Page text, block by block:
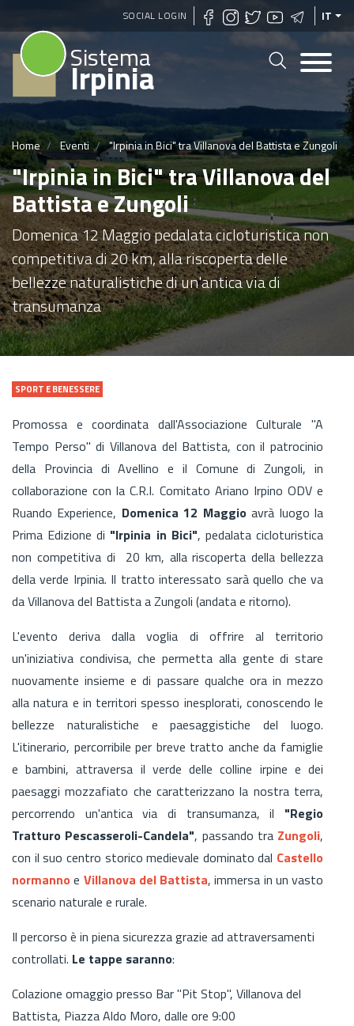
Salta
al
SOCIAL LOGIN IT
Sistema
Irpinia
Home Eventi "Irpinia in Bici" tra Villanova del Battista e Zungoli
"Irpinia in Bici" tra Villanova del
Battista e Zungoli
Domenica 12 Maggio pedalata cicloturistica non
competitiva di 20 km, alla riscoperta delle
bellezze naturalistiche di un'antica via di
transumanza
SPORT E BENESSERE
Promossa e coordinata dall'Associazione Culturale "A
Tempo Perso" di Villanova del Battista, con il patrocinio
della Provincia di Avellino e il Comune di Zungoli, in
collaborazione con la C.R.I. Comitato Ariano Irpino ODV e
Ruando Experience, Domenica 12 Maggioavrà luogo la
Prima Edizione di "Irpinia in Bici", pedalata cicloturistica
non competitiva di 20 km, alla riscoperta della bellezza
della verde Irpinia. Il tratto interessato sarà quello che va
da Villanova del Battista a Zungoli (andata e ritorno).
L'evento deriva dalla voglia di offrire al territorio
un'iniziativa condivisa, che permetta alla gente di stare
nuovamente insieme e di passare qualche ora in mezzo
alla natura e in territori spesso inesplorati, conoscendo le
bellezze naturalistiche e paesaggistiche del luogo.
L'itinerario, percorribile per breve tratto anche da famiglie
e bambini, attraversa il verde delle colline irpine e dei
paesaggi mozzafiato che caratterizzano la nostra terra,
percorrendo un'antica via di transumanza, il "Regio
Tratturo Pescasseroli-Candela", passando tra Zungoli,
con il suo centro storico medievale dominato dal Castello
normanno e Villanova del Battista, immersa in un vasto
scenario naturale e rurale.
Il percorso è in piena sicurezza grazie ad attraversamenti
controllati. Le tappe saranno:
Colazione omaggio presso Bar "Pit Stop", Villanova del
Battista, Piazza Aldo Moro, dalle ore 9:00